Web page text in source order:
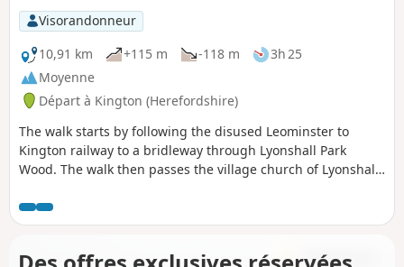
Visorandonneur
10,91 km
+115 m -118 m
3h 25
Moyenne
Départ à Kington (Herefordshire)
The walk starts by following the disused Leominster to
Kington railway to a bridleway through Lyonshall Park
Wood. The walk then passes the village church of Lyonshall
tremendous views of the Black Mountains to the west and
the Malvern Hills to the east. The walk then descends along